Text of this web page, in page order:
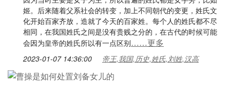
姬。后来随着父系社会的转变，加上不同朝代的变更，姓氏文
化开始百家齐放，造就了今天的百家姓。每个人的姓氏都不尽
相同，在我国姓氏之间是没有贵贱之分的，在古代的时候可能
会因为皇帝的姓氏所以有一点区别……更多
2023-01-07 14:36:00 帝王,我国,历史,姓氏,刘姓,汉高